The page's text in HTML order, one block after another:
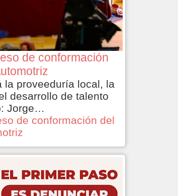
de conformación
la proveeduría local, la
desarrollo de talento
Jorge…
de conformación del